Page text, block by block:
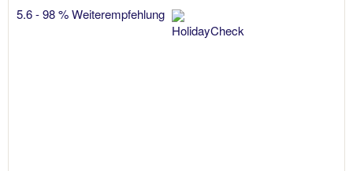
5.6 - 98 % Weiterempfehlung